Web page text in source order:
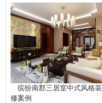
缤纷南郡三居室中式风格装
修案例